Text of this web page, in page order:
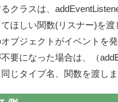
クラスは、
ほしい関数(リスナー)を渡
ブジェクトがイベントを
要になった場合は、（
じタイプ名、関数を渡しま